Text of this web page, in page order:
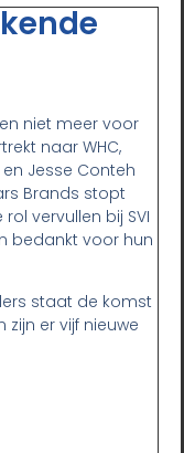
niet meer voor
naar WHC,
Jesse Conteh
Brands stopt
vervullen bij SVI
bedankt voor hun
staat de komst
er vijf nieuwe